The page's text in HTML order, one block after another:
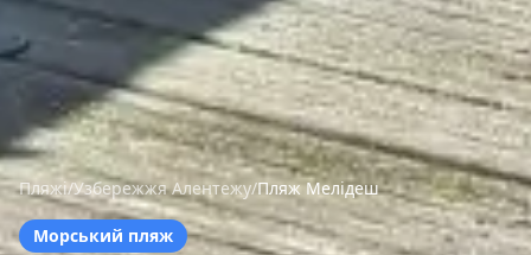
Пляжі/Узбережжя Алентежу/Пляж Мелідеш
Морський пляж